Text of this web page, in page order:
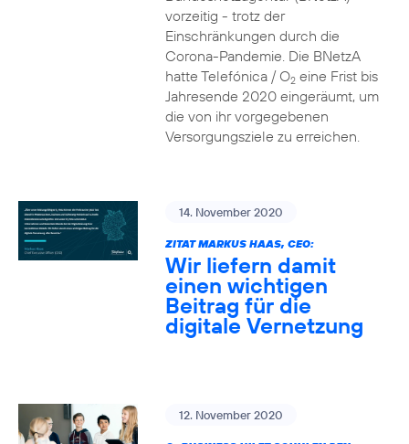
vorzeitig - trotz der
Einschränkungen durch die
Corona-Pandemie. Die BNetzA
hatte Telefónica / O2eine Frist bis
Jahresende 2020 eingeräumt, um
die von ihr vorgegebenen
Versorgungsziele zu erreichen.
14. November 2020
ZITAT MARKUS HAAS, CEO:
Wir liefern damit
einen wichtigen
Beitrag für die
digitale Vernetzung
12. November 2020